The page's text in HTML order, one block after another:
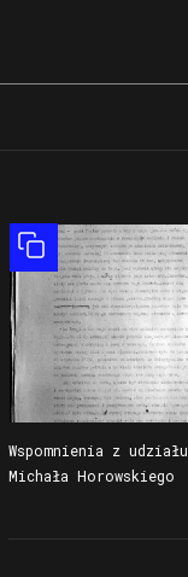
Obiekt złożony
Wspomnienia z udziału
Michała Horowskiego